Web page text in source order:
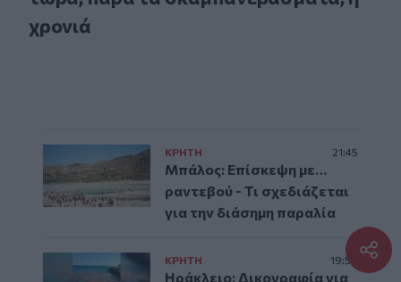
χρονιά
ΚΡΗΤΗ 21:45
Μπάλος: Επίσκεψη με…
ραντεβού - Τι σχεδιάζεται
για την διάσημη παραλία
ΚΡΗΤΗ 19:59
Ηράκλειο: Δικογραφία για